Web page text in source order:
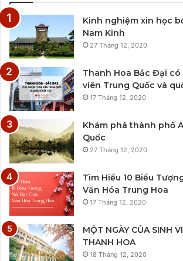
Kinh nghiệm xin học
Nam Kinh
27 Tháng 12, 2020
Thanh Hoa Bắc Đại
viên Trung Quốc và
17 Tháng 12, 2020
Khám phá thành phố
Quốc
27 Tháng 12, 2020
Tìm Hiểu 10 Biểu
Văn Hóa Trung Hoa
17 Tháng 12, 2020
MỘT NGÀY CỦA SINH
THANH HOA
18 Tháng 12, 2020